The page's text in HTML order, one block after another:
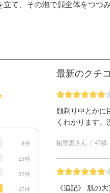
て、その泡で顔全体をつつ
8件
23件
32件
47件
最新のクチ
顔剃り中とかに
くわかります。
祐里恵さん 47歳
《追記》 肌の